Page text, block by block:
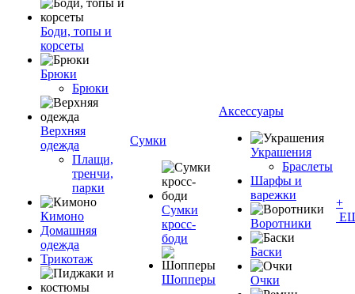
Боди, топы и
корсеты
Брюки
Брюки
Верхняя
одежда
Плащи,
тренчи,
парки
Кимоно
Домашняя
одежда
Трикотаж
Сумки
Сумки
кросс-
боди
Шопперы
Аксессуары
Украшения
Браслеты
Шарфы и
варежки
Воротники
Баски
Очки
+